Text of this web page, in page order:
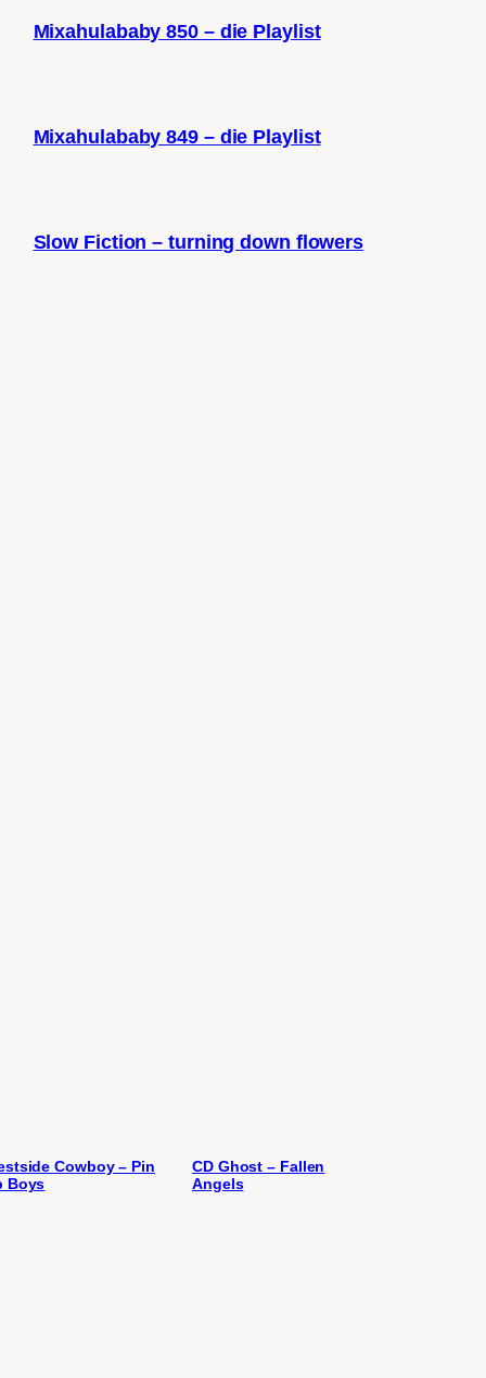
Mixahulababy 850 – die Playlist
Mixahulababy 849 – die Playlist
Slow Fiction – turning down flowers
Cowboy – Pin
Boys
CD Ghost – Fallen
Angels